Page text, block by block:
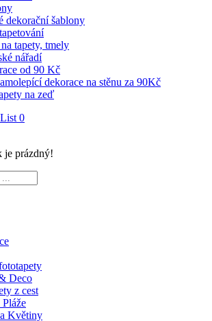
dekorační šablony
tapety, tmely
nářadí
od 90 Kč
dekorace na stěnu za 90Kč
na zeď
0
je prázdný!
Deco
z cest
Květiny